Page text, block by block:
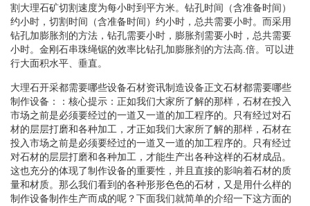
割大理石矿切割速度为每小时到平方米。钻孔时间（含准备时间）
约小时，切割时间（含准备时间）约小时，总共需要小时。而采用
钻孔加膨胀剂的方法，钻孔需要小时，膨胀剂需要小时，总共需要
小时。金刚石串珠绳锯的效率比钻孔加膨胀剂的方法高.倍。可以进
行大面积水平、垂直。
大理石开采都需要哪些设备石材资讯制造设备正文石材都需要哪些
制作设备：：核心提示：正如我们大家所了解的那样，石材在投入
市场之前是必须要经过的一道又一道的加工程序的。只有经过对石
材的层层打磨和各种加工，才正如我们大家所了解的那样，石材在
投入市场之前是必须要经过的一道又一道的加工程序的。只有经过
对石材的层层打磨和各种加工，才能生产出各种这样的石材成品。
这也充分的体现了制作设备的重要性，并且直接的影响着石材的质
量和材质。那么我们看到的各种形形色色的石材，又是用什么样的
制作设备制作生产而成的呢？下面我们就简单的介绍一下这方面的